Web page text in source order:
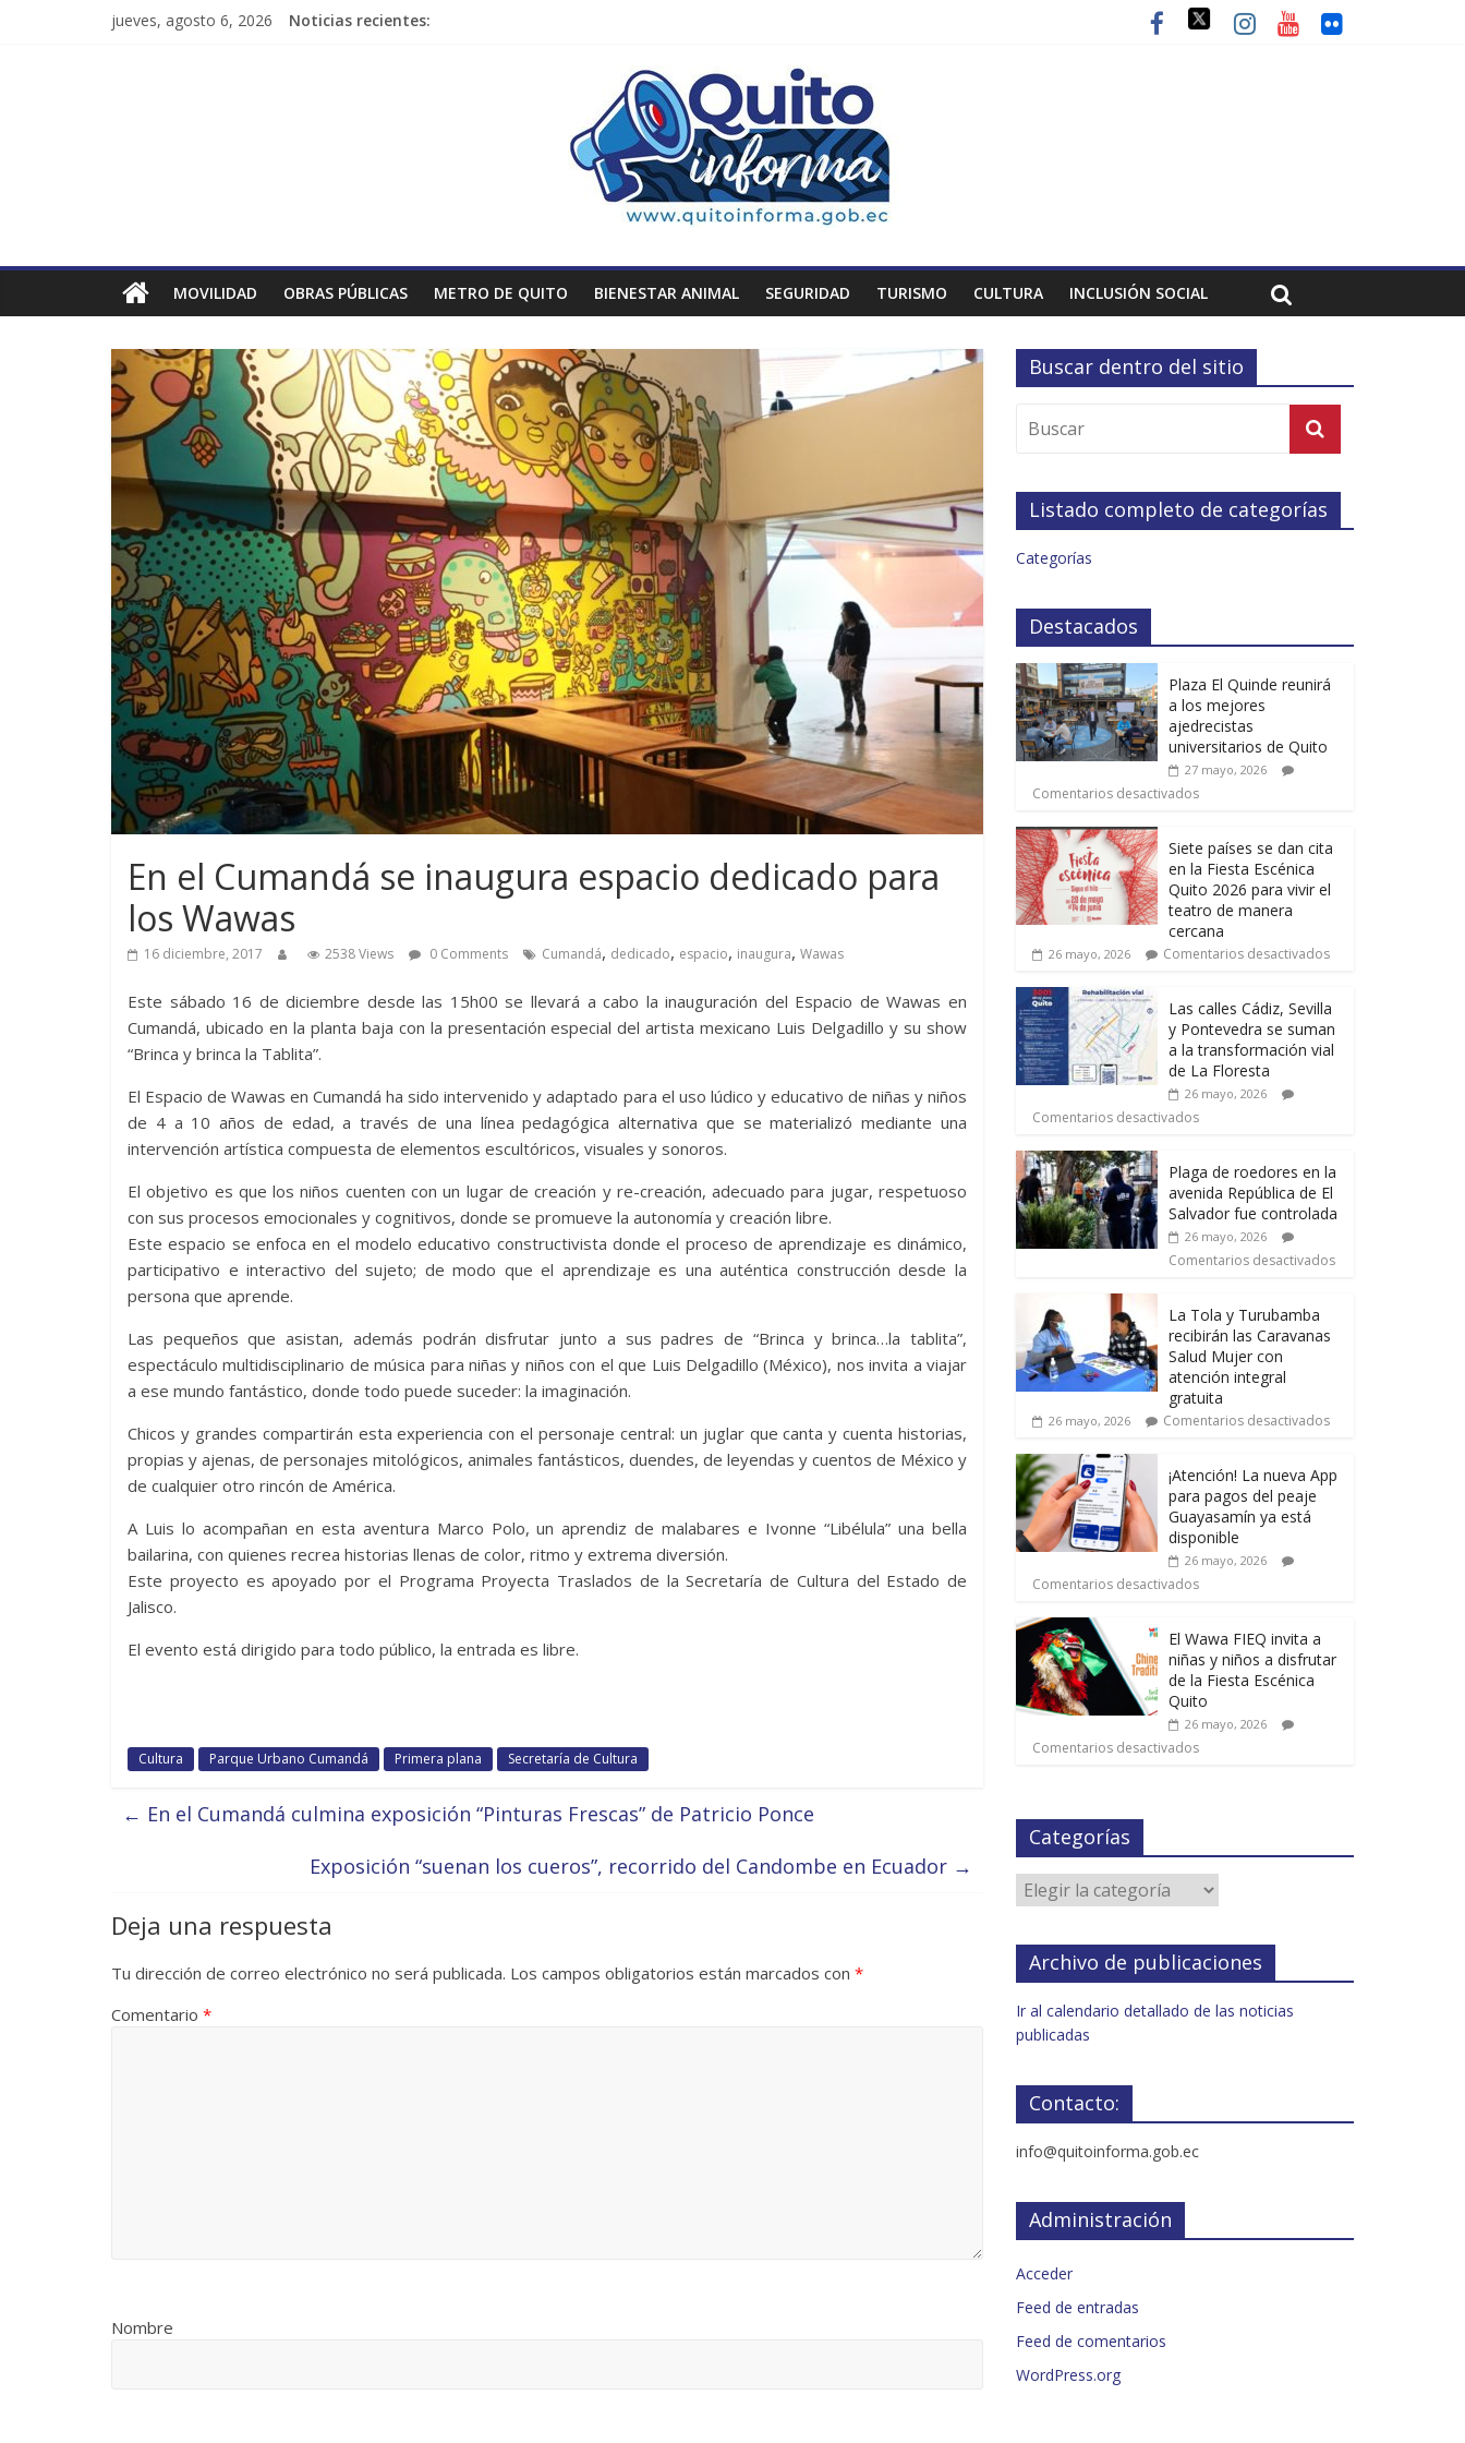
jueves, agosto 6, 2026 Noticias recientes:
MOVILIDAD OBRAS PÚBLICAS METRO DE QUITO BIENESTAR ANIMAL SEGURIDAD TURISMO CULTURA INCLUSIÓN SOCIAL
En el Cumandá se inaugura espacio dedicado para
los Wawas
16 diciembre, 2017 2538 Views 0 Comments Cumandá, dedicado, espacio, inaugura, Wawas
Este sábado 16 de diciembre desde las 15h00 se llevará a cabo la inauguración del Espacio de Wawas en
Cumandá, ubicado en la planta baja con la presentación especial del artista mexicano Luis Delgadillo y su show
“Brinca y brinca la Tablita”.
El Espacio de Wawas en Cumandá ha sido intervenido y adaptado para el uso lúdico y educativo de niñas y niños
de 4 a 10 años de edad, a través de una línea pedagógica alternativa que se materializó mediante una
intervención artística compuesta de elementos escultóricos, visuales y sonoros.
El objetivo es que los niños cuenten con un lugar de creación y re-creación, adecuado para jugar, respetuoso
con sus procesos emocionales y cognitivos, donde se promueve la autonomía y creación libre.
Este espacio se enfoca en el modelo educativo constructivista donde el proceso de aprendizaje es dinámico,
participativo e interactivo del sujeto; de modo que el aprendizaje es una auténtica construcción desde la
persona que aprende.
Las pequeños que asistan, además podrán disfrutar junto a sus padres de “Brinca y brinca…la tablita”,
espectáculo multidisciplinario de música para niñas y niños con el que Luis Delgadillo (México), nos invita a viajar
a ese mundo fantástico, donde todo puede suceder: la imaginación.
Chicos y grandes compartirán esta experiencia con el personaje central: un juglar que canta y cuenta historias,
propias y ajenas, de personajes mitológicos, animales fantásticos, duendes, de leyendas y cuentos de México y
de cualquier otro rincón de América.
A Luis lo acompañan en esta aventura Marco Polo, un aprendiz de malabares e Ivonne “Libélula” una bella
bailarina, con quienes recrea historias llenas de color, ritmo y extrema diversión.
Este proyecto es apoyado por el Programa Proyecta Traslados de la Secretaría de Cultura del Estado de
Jalisco.
El evento está dirigido para todo público, la entrada es libre.
Cultura Parque Urbano Cumandá Primera plana Secretaría de Cultura
← En el Cumandá culmina exposición “Pinturas Frescas” de Patricio Ponce
Exposición “suenan los cueros”, recorrido del Candombe en Ecuador →
Deja una respuesta
Tu dirección de correo electrónico no será publicada. Los campos obligatorios están marcados con *
Comentario *
Nombre
Buscar dentro del sitio
Listado completo de categorías
Categorías
Destacados
Plaza El Quinde reunirá
a los mejores
ajedrecistas
universitarios de Quito
27 mayo, 2026
Comentarios desactivados
Siete países se dan cita
en la Fiesta Escénica
Quito 2026 para vivir el
teatro de manera
cercana
26 mayo, 2026 Comentarios desactivados
Las calles Cádiz, Sevilla
y Pontevedra se suman
a la transformación vial
de La Floresta
26 mayo, 2026
Comentarios desactivados
Plaga de roedores en la
avenida República de El
Salvador fue controlada
26 mayo, 2026
Comentarios desactivados
La Tola y Turubamba
recibirán las Caravanas
Salud Mujer con
atención integral
gratuita
26 mayo, 2026 Comentarios desactivados
¡Atención! La nueva App
para pagos del peaje
Guayasamín ya está
disponible
26 mayo, 2026
Comentarios desactivados
El Wawa FIEQ invita a
niñas y niños a disfrutar
de la Fiesta Escénica
Quito
26 mayo, 2026
Comentarios desactivados
Categorías
Archivo de publicaciones
Ir al calendario detallado de las noticias
publicadas
Contacto:
info@quitoinforma.gob.ec
Administración
Acceder
Feed de entradas
Feed de comentarios
WordPress.org